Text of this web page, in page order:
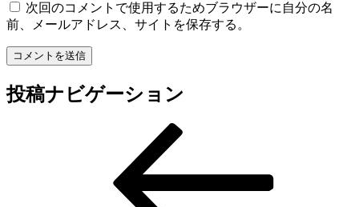
次回のコメントで使用するためブラウザーに自分の名
前、メールアドレス、サイトを保存する。
投稿ナビゲーション